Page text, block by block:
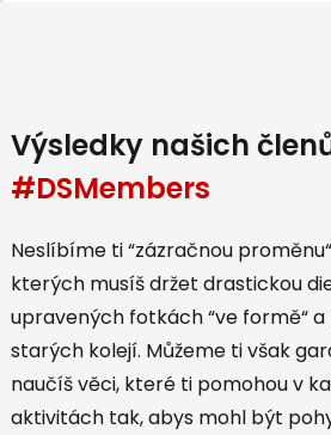
Výsledky našich
#DSMembers
Neslíbíme ti “zázračnou
kterých musíš držet drastickou
upravených fotkách “ve formě“
starých kolejí. Můžeme ti však
naučíš věci, které ti pomohou v
aktivitách tak, abys mohl být